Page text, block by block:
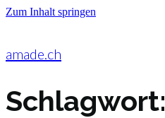
Zum Inhalt springen
amade.ch
Schlagwort: